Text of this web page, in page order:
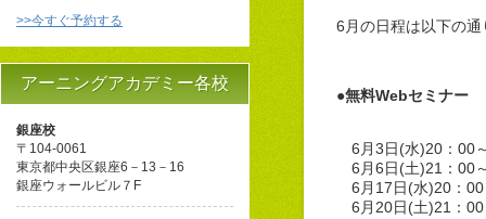
6月の日程は以下の通
●無料Webセミナー
6月3日(水)20：00
6 月6日(土)21：00
6月17日(水)20：
6月20日(土)21：
>>今すぐ予約する
アーニングアカデミー各校
銀座校
〒104-0061
東京都中央区銀座6－13－16
銀座ウォールビル７F